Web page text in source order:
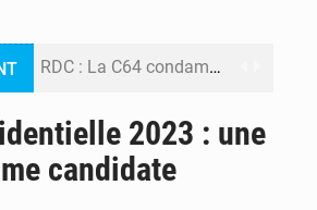
RDC : La C64 condamne les attaques contre l’opposition et maintient la date butoir du 15 août pour la suite des manifestations
2023 : une
candidate